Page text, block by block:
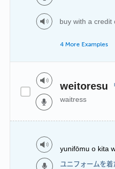
buy with a credit
4 More Examples
weitoresu
waitress
yunifōmu o kita
ユニフォームを